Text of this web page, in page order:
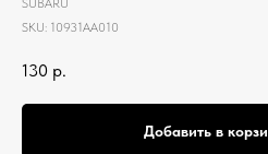
SUBARU
SKU: 10931AA010
130 р.
Добавить в